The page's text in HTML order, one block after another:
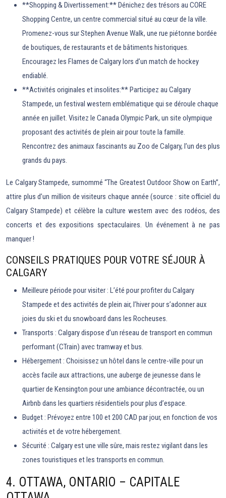
**Shopping & Divertissement:** Dénichez des trésors au CORE
Shopping Centre, un centre commercial situé au cœur de la ville.
Promenez-vous sur Stephen Avenue Walk, une rue piétonne bordée
de boutiques, de restaurants et de bâtiments historiques.
Encouragez les Flames de Calgary lors d’un match de hockey
endiablé.
**Activités originales et insolites:** Participez au Calgary
Stampede, un festival western emblématique qui se déroule chaque
année en juillet. Visitez le Canada Olympic Park, un site olympique
proposant des activités de plein air pour toute la famille.
Rencontrez des animaux fascinants au Zoo de Calgary, l’un des plus
grands du pays.
Le Calgary Stampede, surnommé “The Greatest Outdoor Show on Earth”,
attire plus d’un million de visiteurs chaque année (source : site officiel du
Calgary Stampede) et célèbre la culture western avec des rodéos, des
concerts et des expositions spectaculaires. Un événement à ne pas
manquer !
CONSEILS PRATIQUES POUR VOTRE SÉJOUR À
CALGARY
Meilleure période pour visiter : L’été pour profiter du Calgary
Stampede et des activités de plein air, l’hiver pour s’adonner aux
joies du ski et du snowboard dans les Rocheuses.
Transports : Calgary dispose d’un réseau de transport en commun
performant (CTrain) avec tramway et bus.
Hébergement : Choisissez un hôtel dans le centre-ville pour un
accès facile aux attractions, une auberge de jeunesse dans le
quartier de Kensington pour une ambiance décontractée, ou un
Airbnb dans les quartiers résidentiels pour plus d’espace.
Budget : Prévoyez entre 100 et 200 CAD par jour, en fonction de vos
activités et de votre hébergement.
Sécurité : Calgary est une ville sûre, mais restez vigilant dans les
zones touristiques et les transports en commun.
4. OTTAWA, ONTARIO – CAPITALE